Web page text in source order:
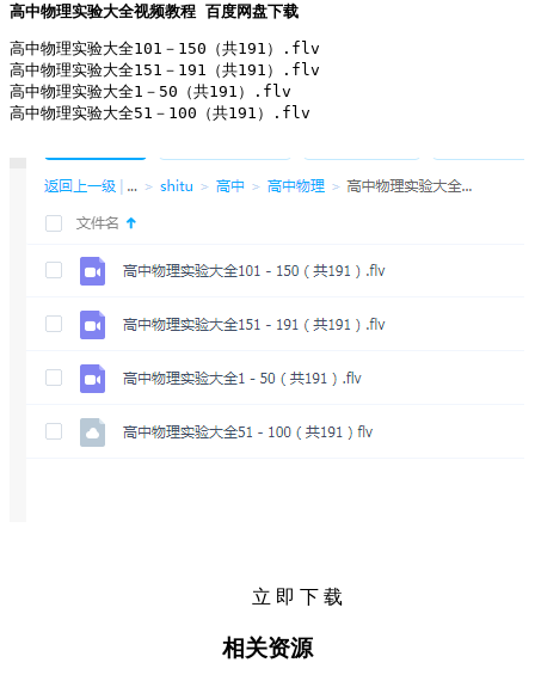
高中物理实验大全视频教程 百度网盘下载
高中物理实验大全101－150（共191）.flv
高中物理实验大全151－191（共191）.flv
高中物理实验大全1－50（共191）.flv
高中物理实验大全51－100（共191）.flv
立 即 下 载
相关资源